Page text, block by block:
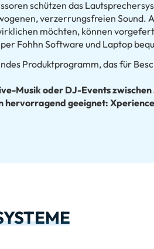
schützen das
verzerrungsfreien Sound.
möchten, können
Fohhn Software und Laptop
Produktprogramm, das für
Musik oder DJ-Events
hervorragend geeignet: